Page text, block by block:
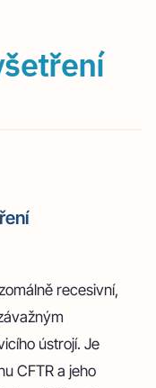
recesivní,
ústrojí. Je
CFTR a jeho